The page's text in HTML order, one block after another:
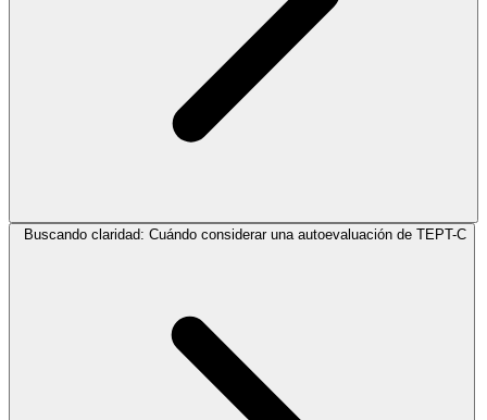
Buscando claridad: Cuándo considerar una autoevaluación de TEPT-C